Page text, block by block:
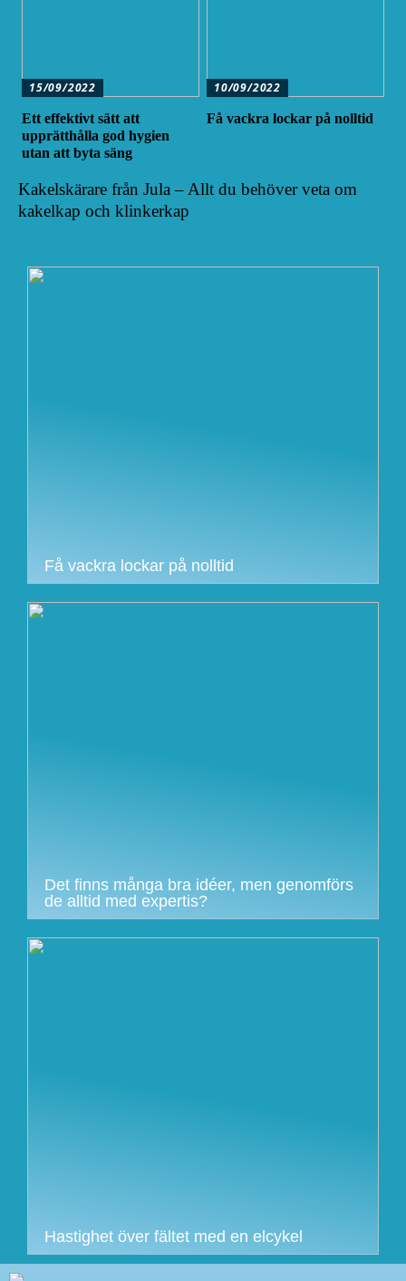
15/09/2022
Ett effektivt sätt att
upprätthålla god hygien
utan att byta säng
10/09/2022
Få vackra lockar på nolltid
Kakelskärare från Jula – Allt du behöver veta om
kakelkap och klinkerkap
Få vackra lockar på nolltid
Det finns många bra idéer, men genomförs
de alltid med expertis?
Hastighet över fältet med en elcykel